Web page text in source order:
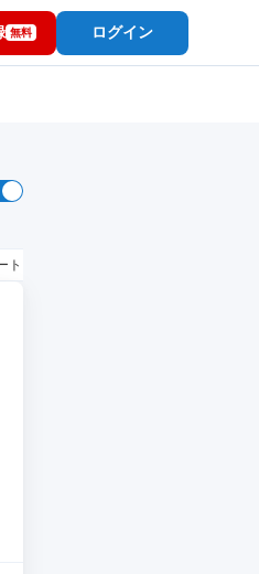
無料 ログイン
トワーク）OK